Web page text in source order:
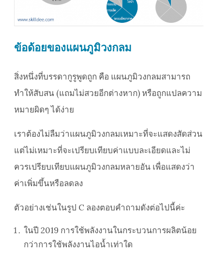
ข้อด้อยของแผนภูมิวงกลม
สิ่งหนึ่งที่บรรดากูรูพูดถูก คือ แผนภูมิวงกลมสามารถ
ทำให้สับสน (แถมไม่สวยอีกต่างหาก) หรือถูกแปลความ
หมายผิดๆ ได้ง่าย
เราต้องไม่ลืมว่าแผนภูมิวงกลมเหมาะที่จะแสดงสัดส่วน
แต่ไม่เหมาะที่จะเปรียบเทียบค่าแบบละเอียดและไม่
ควรเปรียบเทียบแผนภูมิวงกลมหลายอัน เพื่อแสดงว่า
ค่าเพิ่มขึ้นหรือลดลง
ตัวอย่างเช่นในรูป C ลองตอบคำถามดังต่อไปนี้ค่ะ
ในปี 2019 การใช้พลังงานในกระบวนการผลิตน้อย
กว่าการใช้พลังงานไอน้ำเท่าใด